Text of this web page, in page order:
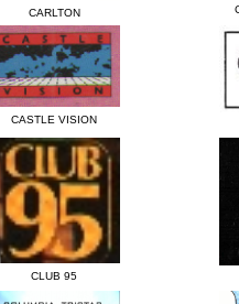
CARLTON
CASTLE VISION
CLUB 95